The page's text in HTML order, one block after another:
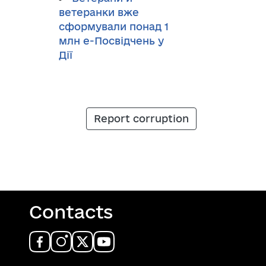
ветеранки вже
сформували понад 1
млн е-Посвідчень у
Дії
Report corruption
Contacts